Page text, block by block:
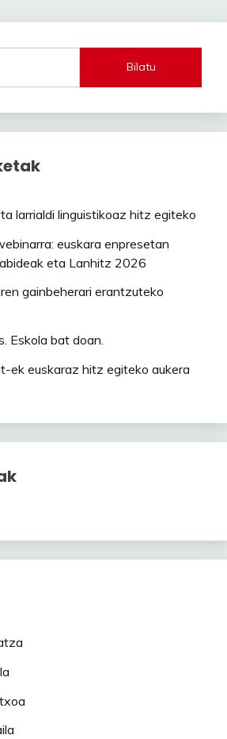
larrialdi linguistikoaz hitz egiteko
euskara enpresetan
eta Lanhitz 2026
gainbeherari erantzuteko
Eskola bat doan.
ek euskaraz hitz egiteko aukera